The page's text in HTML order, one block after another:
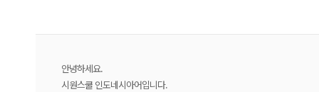
안녕하세요.
시원스쿨 인도네시아어입니다.